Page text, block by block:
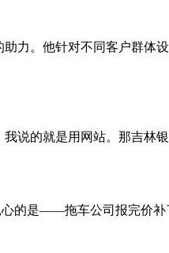
力。他针对不同客户群体
说的就是用网站。那吉林
的是——拖车公司报完价补